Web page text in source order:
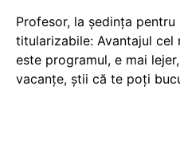
Profesor, la ședința
titularizabile: Avantajul cel
este programul, e mai
vacanţe, știi că te poți